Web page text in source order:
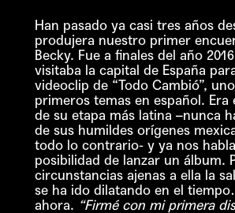
Han pasado ya casi tres años
produjera nuestro primer
Becky. Fue a finales del año
visitaba la capital de España
videoclip de “Todo Cambió”,
primeros temas en español. Era
de su etapa más latina –nunca
de sus humildes orígenes
todo lo contrario- y ya nos
posibilidad de lanzar un álbum.
circunstancias ajenas a ella la
se ha ido dilatando en el
ahora. “Firmé con mi primera